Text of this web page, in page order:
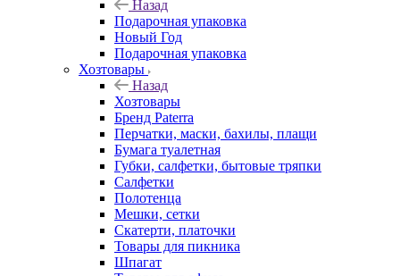
Назад
Подарочная упаковка
Новый Год
Подарочная упаковка
Хозтовары
Назад
Хозтовары
Бренд Paterra
Перчатки, маски, бахилы, плащи
Бумага туалетная
Губки, салфетки, бытовые тряпки
Салфетки
Полотенца
Мешки, сетки
Скатерти, платочки
Товары для пикника
Шпагат